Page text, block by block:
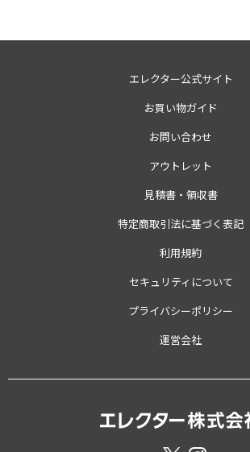
エレクター公式サイト
お買い物ガイド
お問い合わせ
アウトレット
見積書・領収書
特定商取引法に基づく表記
利用規約
セキュリティについて
プライバシーポリシー
運営会社